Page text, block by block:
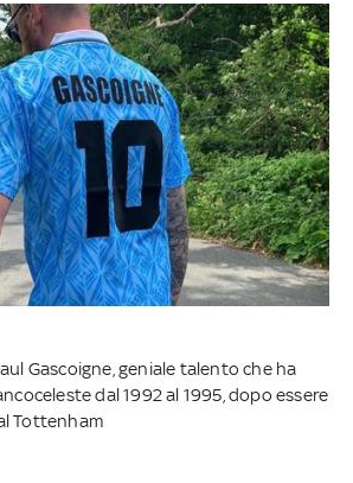
Gascoigne, geniale talento che ha
dal 1992 al 1995, dopo essere
Tottenham